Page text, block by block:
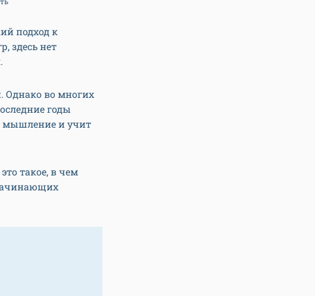
подход к
здесь нет
Однако во многих
годы
мышление и учит
такое, в чем